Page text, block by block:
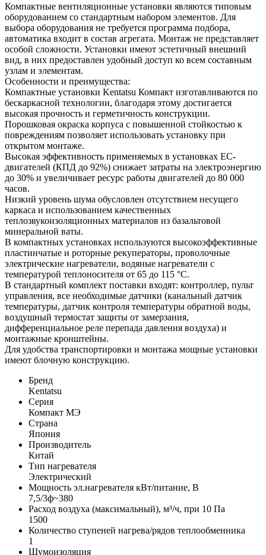
Компактные вентиляционные установки являются типовым
оборудованием со стандартным набором элементов. Для
выбора оборудования не требуется программа подбора,
автоматика входит в состав агрегата. Монтаж не представляет
особой сложности. Установки имеют эстетичный внешний
вид, в них предоставлен удобный доступ ко всем составным
узлам и элементам.
Особенности и преимущества:
Компактные установки Kentatsu Компакт изготавливаются по
бескаркасной технологии, благодаря этому достигается
высокая прочность и герметичность конструкции.
Порошковая окраска корпуса с повышенной стойкостью к
повреждениям позволяет использовать установку при
открытом монтаже.
Высокая эффективность применяемых в установках ЕС-
двигателей (КПД до 92%) снижает затраты на электроэнергию
до 30% и увеличивает ресурс работы двигателей до 80 000
часов.
Низкий уровень шума обусловлен отсутствием несущего
каркаса и использованием качественных
теплозвукоизоляционных материалов из базальтовой
минеральной ваты.
В компактных установках используются высокоэффективные
пластинчатые и роторные рекуператоры, проволочные
электрические нагреватели, водяные нагреватели с
температурой теплоносителя от 65 до 115 °С.
В стандартный комплект поставки входят: контроллер, пульт
управления, все необходимые датчики (канальный датчик
температуры, датчик контроля температуры обратной воды,
воздушный термостат защиты от замерзания,
дифференциальное реле перепада давления воздуха) и
монтажные кронштейны.
Для удобства транспортировки и монтажа мощные установки
имеют блочную конструкцию.
Бренд
Kentatsu
Серия
Компакт МЭ
Страна
Япония
Производитель
Китай
Тип нагревателя
Электрический
Мощность эл.нагревателя кВт/питание, В
7,5/3ф~380
Расход воздуха (максимальный), м³/ч, при 10 Па
1500
Количество ступеней нагрева/рядов теплообменника
1
Шумоизоляция